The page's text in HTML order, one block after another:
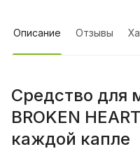
Описание Отзывы
Средство для
BROKEN
каждой капле